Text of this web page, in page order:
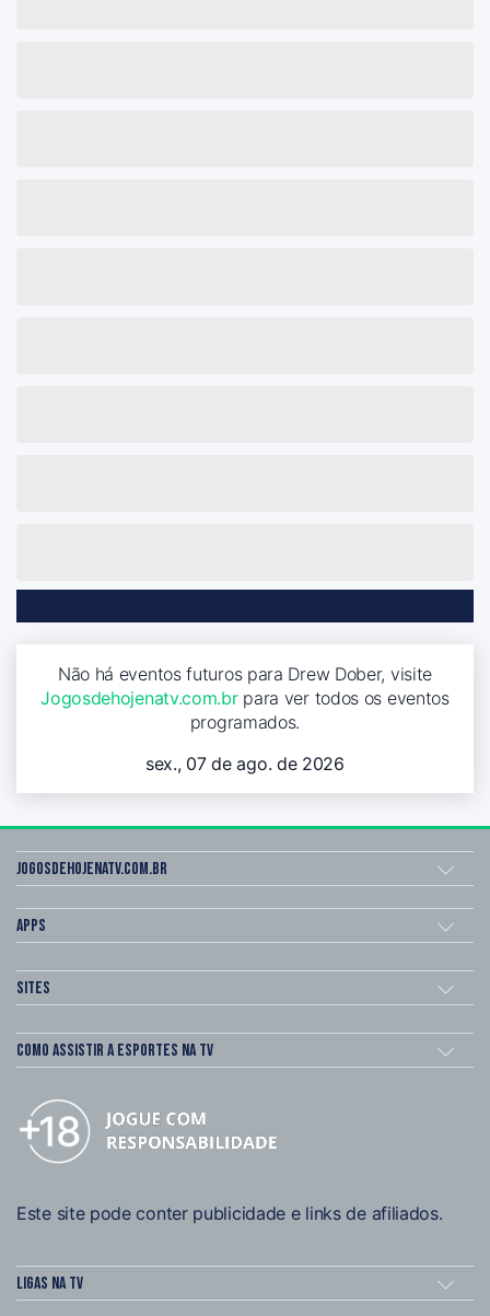
Não há eventos futuros para Drew Dober, visite
Jogosdehojenatv.com.brpara ver todos os eventos
programados.
sex., 07 de ago. de 2026
Jogosdehojenatv.com.br
Apps
Sites
Como assistir a esportes na TV
Este site pode conter publicidade e links de afiliados.
Ligas na TV